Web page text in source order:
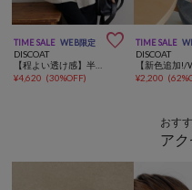
TIME SALE WEB限定 
DISCOAT
【程よい透け感】半袖シアーテーラードジャケット《WEB限定》
¥4,620 (30%OFF)
TIME SALE
DISCOAT
¥2,200 (
おす
ア